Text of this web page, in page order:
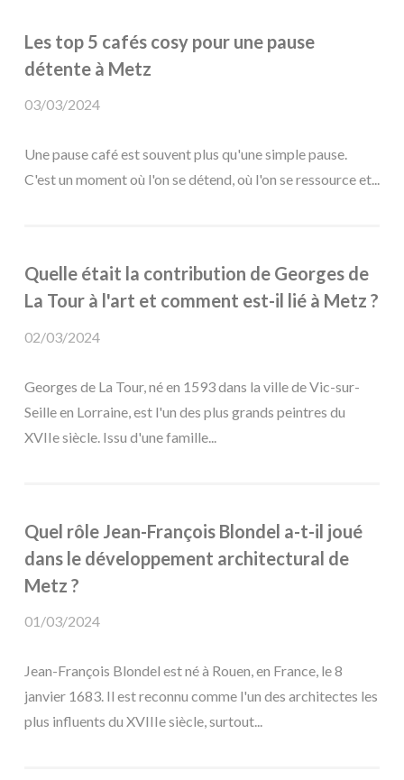
Les top 5 cafés cosy pour une pause
détente à Metz
03/03/2024
Une pause café est souvent plus qu'une simple pause.
C'est un moment où l'on se détend, où l'on se ressource et...
Quelle était la contribution de Georges de
La Tour à l'art et comment est-il lié à Metz ?
02/03/2024
Georges de La Tour, né en 1593 dans la ville de Vic-sur-
Seille en Lorraine, est l'un des plus grands peintres du
XVIIe siècle. Issu d'une famille...
Quel rôle Jean-François Blondel a-t-il joué
dans le développement architectural de
Metz ?
01/03/2024
Jean-François Blondel est né à Rouen, en France, le 8
janvier 1683. Il est reconnu comme l'un des architectes les
plus influents du XVIIIe siècle, surtout...